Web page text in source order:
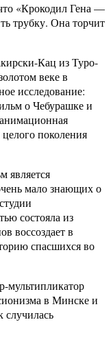
«Крокодил Гена —
трубку. Она торчит
Кац из Туро-
веке в
исследование:
о Чебурашке и
поколения
является
мало знающих о
состояла из
воссоздает в
спасшихся во
мультипликатор
в Минске и
случилась